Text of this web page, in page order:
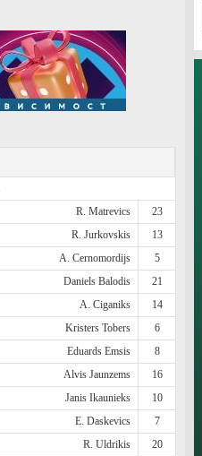
R. Matrevics
23
R. Jurkovskis
13
A. Cernomordijs
5
Daniels Balodis
21
A. Ciganiks
14
Kristers Tobers
6
Eduards Emsis
8
Alvis Jaunzems
16
Janis Ikaunieks
10
E. Daskevics
7
R. Uldrikis 20